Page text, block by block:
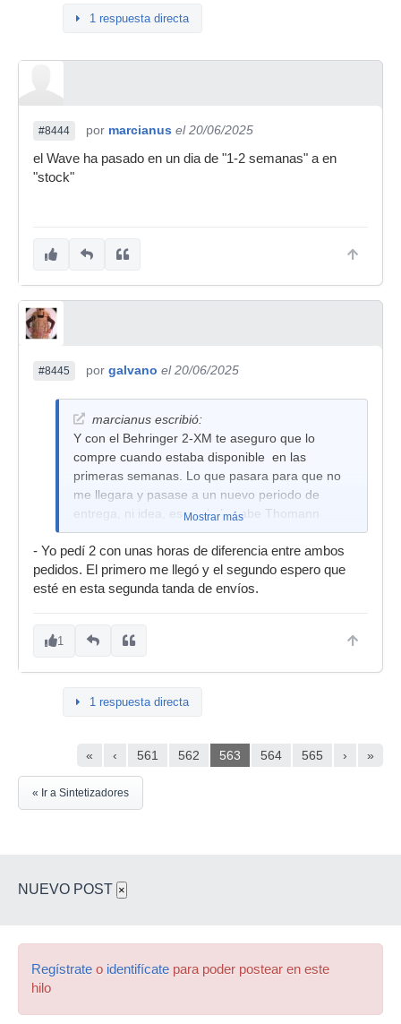
1 respuesta directa
#8444 por marcianus el 20/06/2025
el Wave ha pasado en un dia de "1-2 semanas" a en
"stock"
#8445 por galvano el 20/06/2025
marcianus escribió:
Y con el Behringer 2-XM te aseguro que lo
compre cuando estaba disponible en las
primeras semanas. Lo que pasara para que no
me llegara y pasase a un nuevo periodo de
entrega, ni idea, eso solo lo sabe Thomann
Mostrar más
- Yo pedí 2 con unas horas de diferencia entre ambos
pedidos. El primero me llegó y el segundo espero que
esté en esta segunda tanda de envíos.
1
1 respuesta directa
« ‹ 561 562 563 564 565 › »
« Ir a Sintetizadores
NUEVO POST ×
Regístrate o identifícate para poder postear en este
hilo